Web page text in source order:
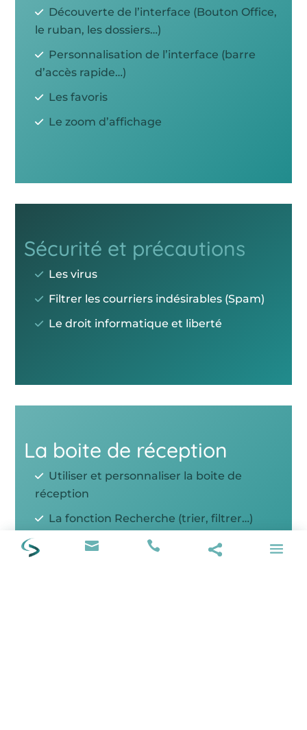
 
Découverte de l’interface (Bouton Office,
le ruban, les dossiers…)
Personnalisation de l’interface (barre
d’accès rapide…)
Les favoris
Le zoom d’affichage
Sécurité et précautions
Les virus
Filtrer les courriers indésirables (Spam)
Le droit informatique et liberté
La boite de réception
Utiliser et personnaliser la boite de
réception
La fonction Recherche (trier, filtrer…)
Les dossiers et le classement (codes